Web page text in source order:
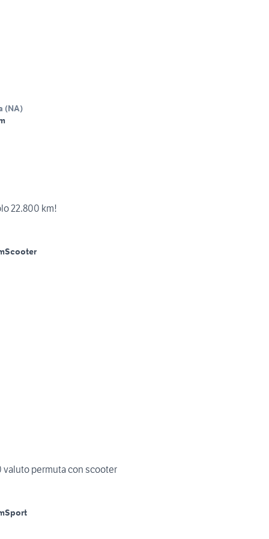
(NA)
22.800 km!
Scooter
permuta con scooter
Sport